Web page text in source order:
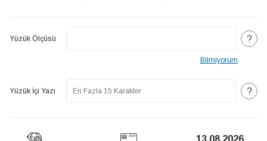
Yüzük Ölçüsü ?
Bilmiyorum
Yüzük İçi Yazı ?
13.08.2026